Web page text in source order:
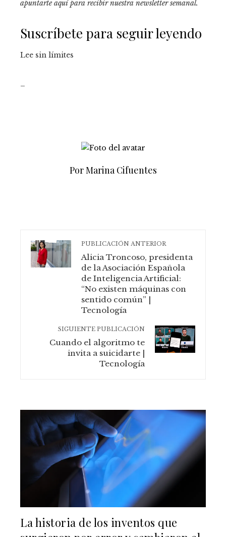
apuntarte aquí para recibir nuestra newsletter semanal.
Suscríbete para seguir leyendo
Lee sin límites
Por Marina Cifuentes
PUBLICACIÓN ANTERIOR
Alicia Troncoso, presidenta
de la Asociación Española
de Inteligencia Artificial:
“No existen máquinas con
sentido común” |
Tecnología
SIGUIENTE PUBLICACIÓN
Cuando el algoritmo te
invita a suicidarte |
Tecnología
La historia de los inventos que